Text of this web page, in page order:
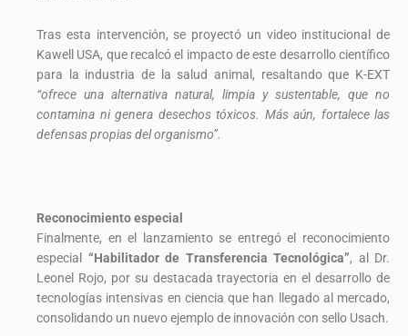
Tras esta intervención, se proyectó un video institucional de
Kawell USA, que recalcó el impacto de este desarrollo científico
para la industria de la salud animal, resaltando que K-EXT
“ofrece una alternativa natural, limpia y sustentable, que no
contamina ni genera desechos tóxicos. Más aún, fortalece las
defensas propias del organismo”.
Reconocimiento especial
Finalmente, en el lanzamiento se entregó el reconocimiento
especial “Habilitador de Transferencia Tecnológica”, al Dr.
Leonel Rojo, por su destacada trayectoria en el desarrollo de
tecnologías intensivas en ciencia que han llegado al mercado,
consolidando un nuevo ejemplo de innovación con sello Usach.